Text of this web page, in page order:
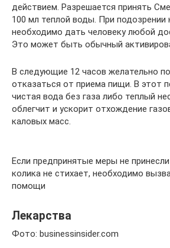
действием. Разрешается принять
100 мл теплой воды. При подозрении
необходимо дать человеку любой
Это может быть обычный
В следующие 12 часов желательно
отказаться от приема пищи. В этот
чистая вода без газа либо теплый
облегчит и ускорит отхождение
каловых масс.
Если предпринятые меры не
колика не стихает, необходимо
помощи
Лекарства
Фото: businessinsider.com